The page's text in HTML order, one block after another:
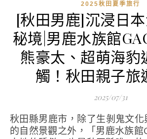
2025秋田夏季旅行
[秋田男鹿]沉浸日
秘境|男鹿水族館
熊豪太、超萌海豹
觸！秋田親子旅
2025/07/31
秋田縣男鹿市，除了生剝鬼文化與男鹿半島壯闊
的自然景觀之外，「男鹿水族館